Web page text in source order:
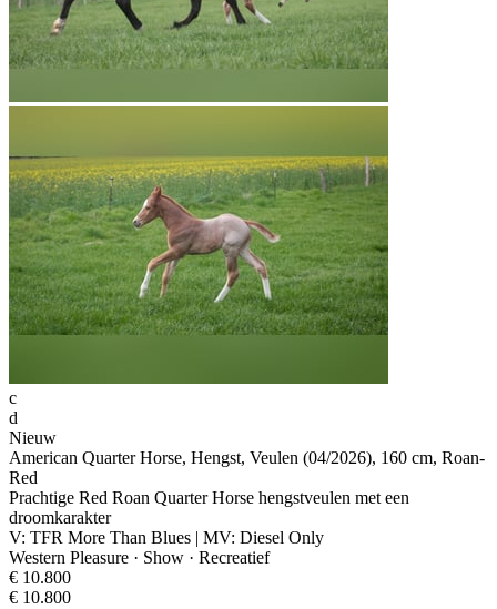
c
d
Nieuw
American Quarter Horse, Hengst, Veulen (04/2026), 160 cm, Roan-
Red
Prachtige Red Roan Quarter Horse hengstveulen met een
droomkarakter
V: TFR More Than Blues | MV: Diesel Only
Western Pleasure · Show · Recreatief
€ 10.800
€ 10.800